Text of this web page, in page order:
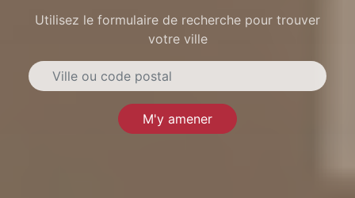
Utilisez le formulaire de recherche pour trouver
votre ville
M'y amener